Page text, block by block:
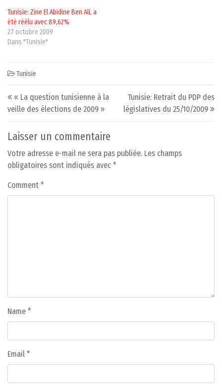
Tunisie: Zine El Abidine Ben Ali, a
été réélu avec 89,62%
27 octobre 2009
Dans "Tunisie"
Tunisie
Post navigation
« La question tunisienne à la
veille des élections de 2009 »
Tunisie: Retrait du PDP des
législatives du 25/10/2009
Laisser un commentaire
Votre adresse e-mail ne sera pas publiée. Les champs
obligatoires sont indiqués avec *
Comment *
Name *
Email *